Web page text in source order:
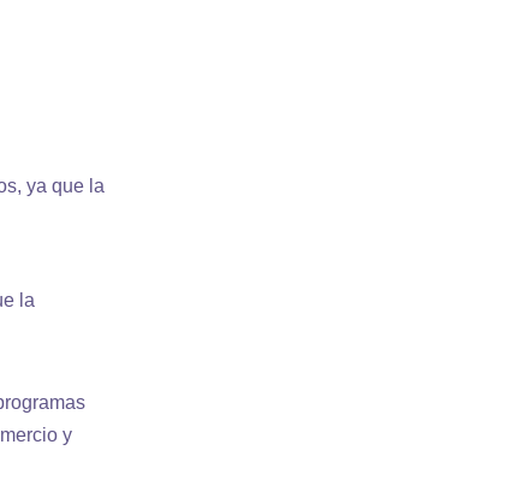
ya que la
la
y